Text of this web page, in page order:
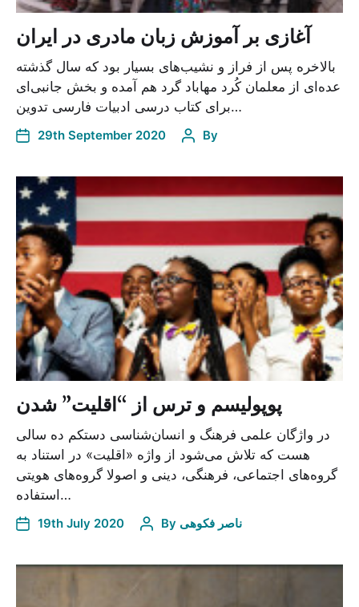
آغازی بر آموزش زبان مادری در ایران
بالاخره پس از فراز و نشیب‌های بسیار بود که سال گذشته
عده‌ای از معلمان کُرد مهاباد گرد هم آمده و بخش جانبی‌ای
برای کتاب درسی ادبیات فارسی تدوین…
29th September 2020 By
پوپولیسم و ترس از “اقلیت” شدن
در واژگان علمی فرهنگ و انسان‌شناسی دستکم ده سالی
هست که تلاش می‌شود از واژه «اقلیت» در استناد به
گروه‌های اجتماعی، فرهنگی، دینی و اصولا گروه‌های هویتی
استفاده…
19th July 2020 By ناصر فکوهی